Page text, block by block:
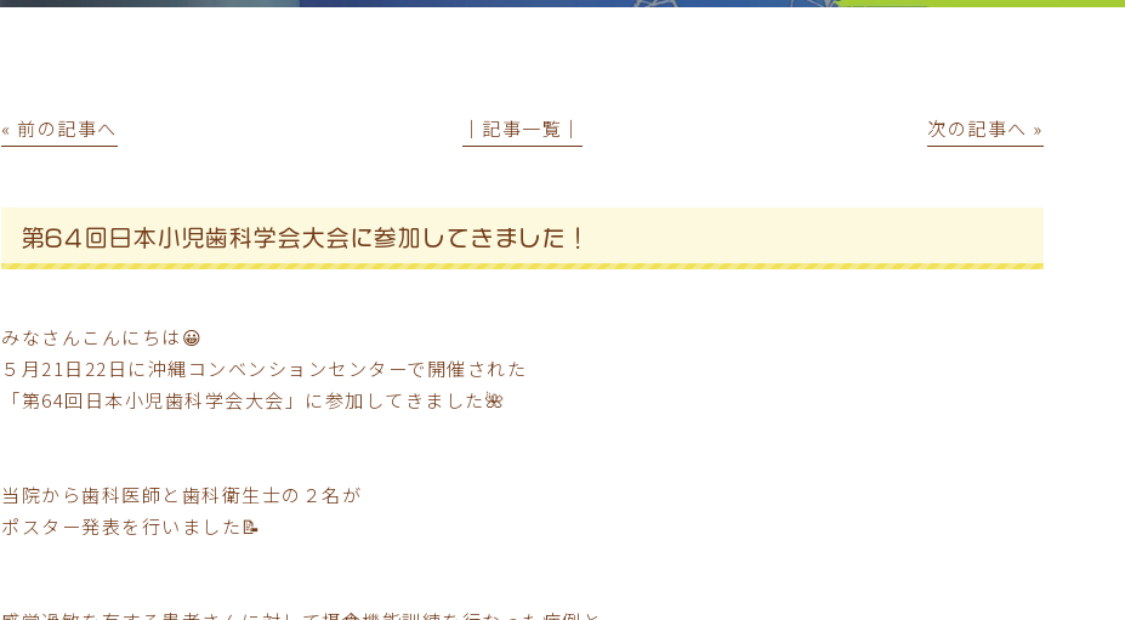
« 前の記事へ │記事一覧│ 次の記事へ »
第64回日本小児歯科学会大会に参加してきました！
みなさんこんにちは😀
５月21日22日に沖縄コンベンションセンターで開催された
「第64回日本小児歯科学会大会」に参加してきました🌺
当院から歯科医師と歯科衛生士の２名が
ポスター発表を行いました📝